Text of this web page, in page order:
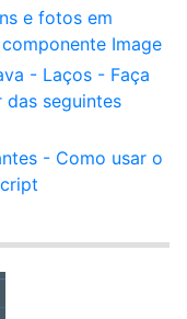
e fotos em
Image
- Laços - Faça
seguintes
- Como usar o